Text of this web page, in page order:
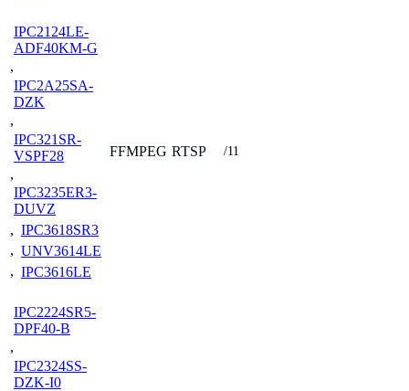
IPC2124LE-
ADF40KM-G
,
IPC2A25SA-
DZK
,
IPC321SR-
VSPF28
,
IPC3235ER3-
DUVZ
, IPC3618SR3
, UNV3614LE
, IPC3616LE
FFMPEG RTSP /11
IPC2224SR5-
DPF40-B
,
IPC2324SS-
DZK-I0